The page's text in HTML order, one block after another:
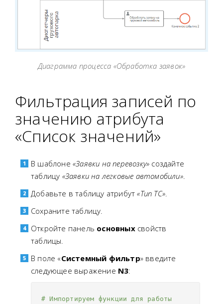
Диаграмма процесса «Обработка заявок»
Фильтрация записей по
значению атрибута
«Список значений»
В шаблоне «Заявки на перевозку» создайте
таблицу «Заявки на легковые автомобили».
Добавьте в таблицу атрибут«Тип ТС»
Сохраните таблицу.
Откройте панель основныхсвойств
таблицы.
В поле «Системный фильтр» введите
следующее выражение N3:
# Импортируем функции для работы